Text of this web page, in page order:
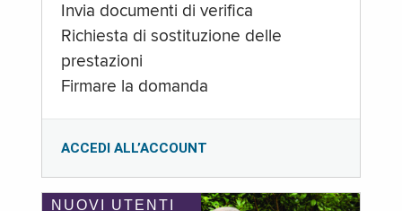
Invia documenti di verifica
Richiesta di sostituzione delle
prestazioni
Firmare la domanda
ACCEDI ALL’ACCOUNT
NUOVI UTENTI